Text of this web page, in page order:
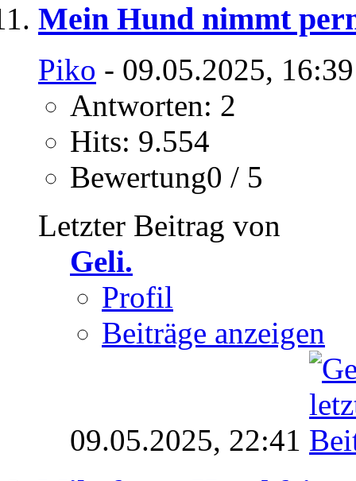
Mein Hund nimmt
Piko - 09.05.2025,
Antworten: 2
Hits: 9.554
Bewertung0 / 5
Letzter Beitrag von
Geli.
Profil
Beiträge anzeigen
09.05.2025, 22:41